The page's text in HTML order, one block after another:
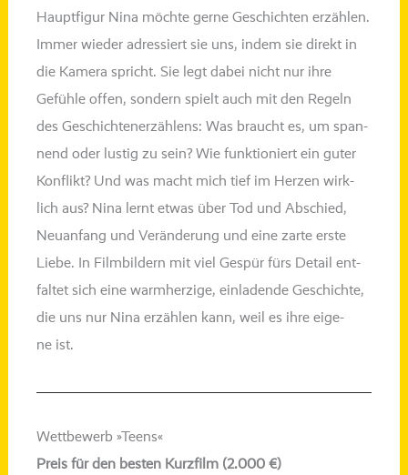
Hauptfigur Nina möch­te ger­ne Geschichten erzäh­len.
Immer wie­der adres­siert sie uns, indem sie direkt in
die Kamera spricht. Sie legt dabei nicht nur ihre
Gefühle offen, son­dern spielt auch mit den Regeln
des Geschichtenerzählens: Was braucht es, um span­
nend oder lus­tig zu sein? Wie funk­tio­niert ein guter
Konflikt? Und was macht mich tief im Herzen wirk­
lich aus? Nina lernt etwas über Tod und Abschied,
Neuanfang und Veränderung und eine zar­te ers­te
Liebe. In Filmbildern mit viel Gespür fürs Detail ent­
fal­tet sich eine warm­her­zi­ge, ein­la­den­de Geschichte,
die uns nur Nina erzäh­len kann, weil es ihre eige­
ne ist.
Wettbewerb »Teens«
Preis für den besten Kurzfilm (2.000 €)